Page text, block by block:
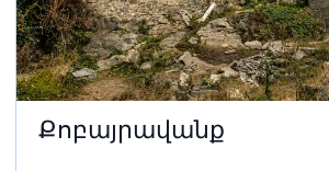
Քոբայրավանք